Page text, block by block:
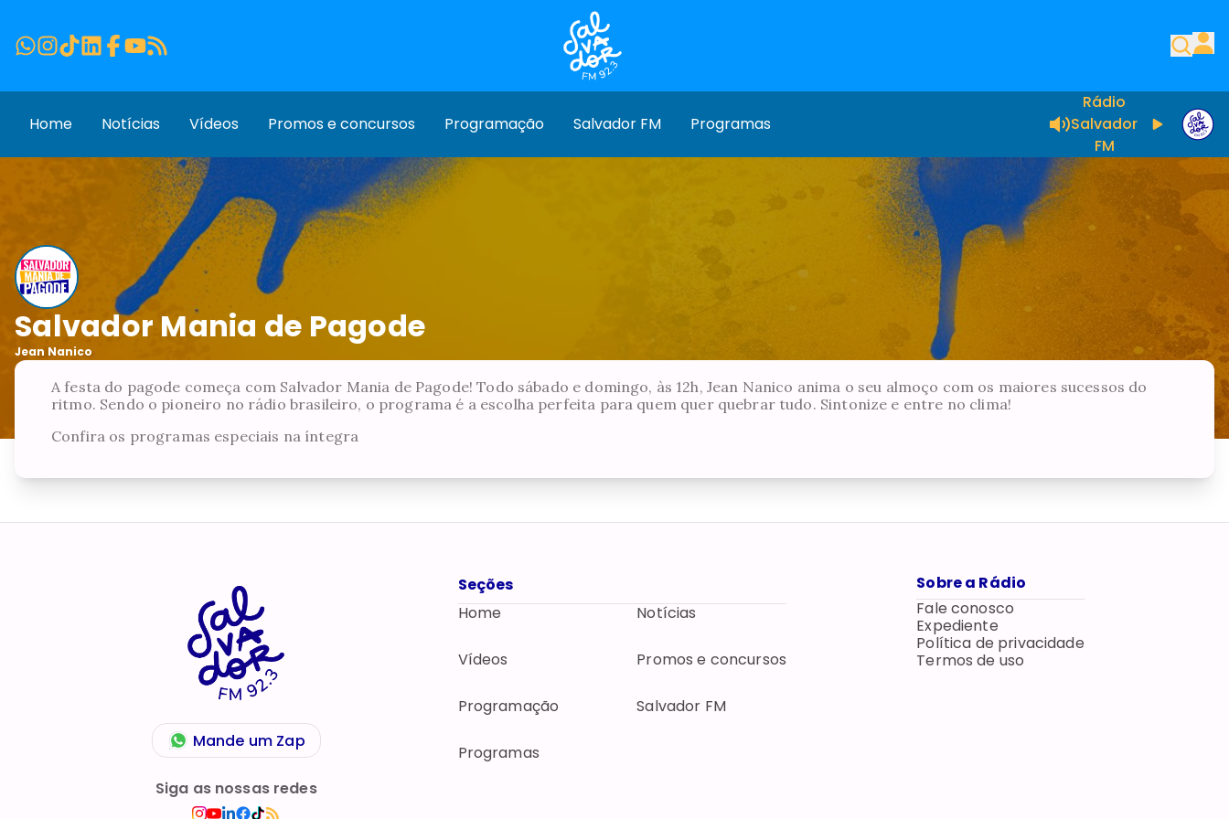
Home Notícias Vídeos Promos e concursos Programação Salvador FM Programas
Rádio
Salvador
FM
Salvador Mania de Pagode
Jean Nanico
A festa do pagode começa com Salvador Mania de Pagode! Todo sábado e domingo, às 12h, Jean Nanico anima o seu almoço com os maiores sucessos do
ritmo. Sendo o pioneiro no rádio brasileiro, o programa é a escolha perfeita para quem quer quebrar tudo. Sintonize e entre no clima!
Confira os programas especiais na íntegra
Mande um Zap
Siga as nossas redes
Seções
Home
Notícias
Vídeos Promos e concursos
Programação Salvador FM
Programas
Sobre a Rádio
Fale conosco
Expediente
Política de privacidade
Termos de uso